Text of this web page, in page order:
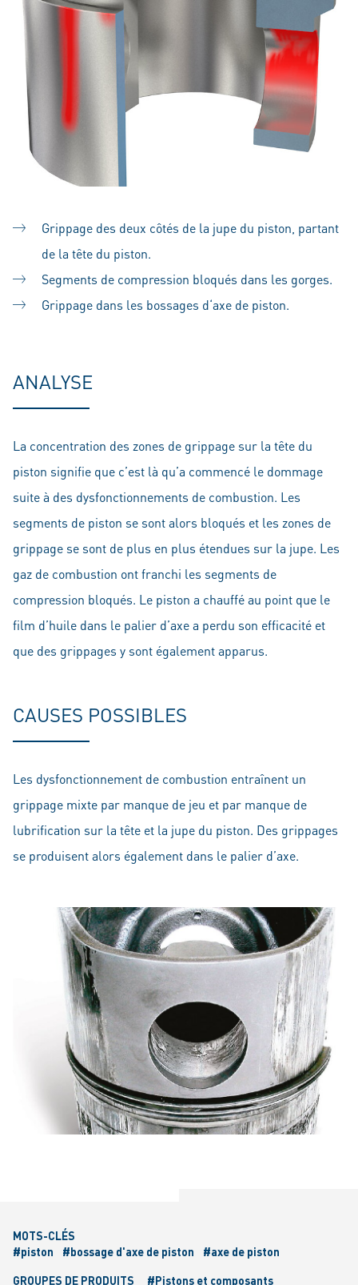
Grippage des deux côtés de la jupe du piston, partant
de la tête du piston.
Segments de compression bloqués dans les gorges.
Grippage dans les bossages d‘axe de piston.
ANALYSE
La concentration des zones de grippage sur la tête du
piston signifie que c’est là qu’a commencé le dommage
suite à des dysfonctionnements de combustion. Les
segments de piston se sont alors bloqués et les zones de
grippage se sont de plus en plus étendues sur la jupe. Les
gaz de combustion ont franchi les segments de
compression bloqués. Le piston a chauffé au point que le
film d’huile dans le palier d’axe a perdu son efficacité et
que des grippages y sont également apparus.
CAUSES POSSIBLES
Les dysfonctionnement de combustion entraînent un
grippage mixte par manque de jeu et par manque de
lubrification sur la tête et la jupe du piston. Des grippages
se produisent alors également dans le palier d’axe.
MOTS-CLÉS
#piston
#bossage d'axe de piston
#axe de piston
GROUPES DE PRODUITS
#Pistons et composants